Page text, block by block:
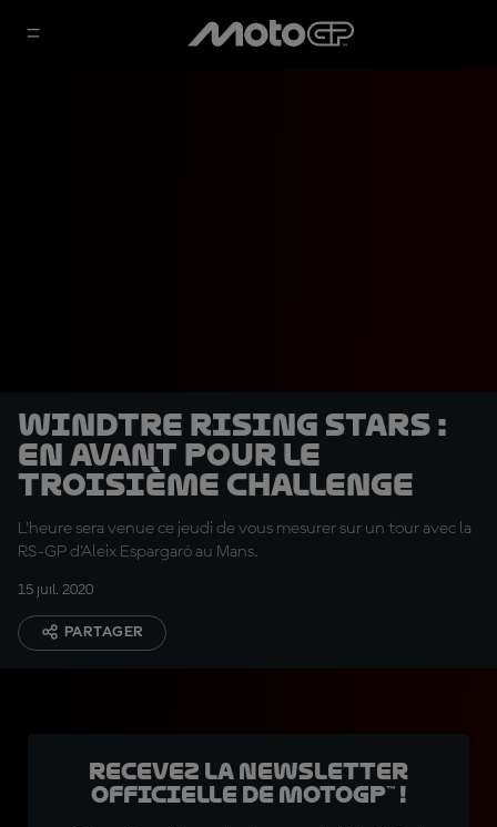
WINDTRE Rising Stars :
En avant pour le
troisième Challenge
L'heure sera venue ce jeudi de vous mesurer sur un tour avec la
RS-GP d'Aleix Espargaró au Mans.
15 juil. 2020
PARTAGER
Recevez la Newsletter
officielle de MotoGP™ !